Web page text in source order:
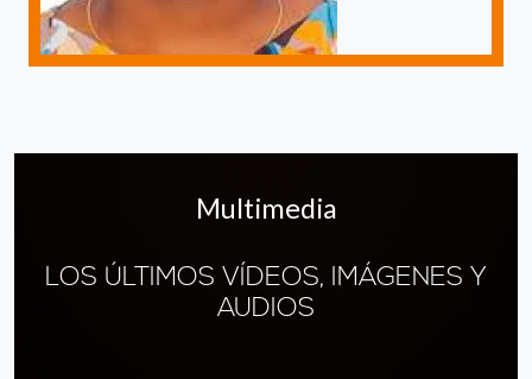
Multimedia
LOS ÚLTIMOS VÍDEOS, IMÁGENES Y
AUDIOS